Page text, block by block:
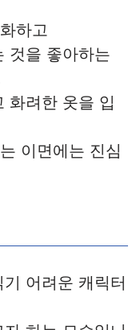
하고
것을 좋아하는
화려한 옷을 입
이면에는 진심
어려운 캐릭터